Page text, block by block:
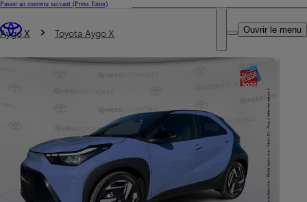
Passer au contenu suivant (Press Enter)
Trouvez un partenaire Toyota
DEALER NAME
Ouvrir le menu
Vous êtes ici
Aygo X Toyota Aygo X